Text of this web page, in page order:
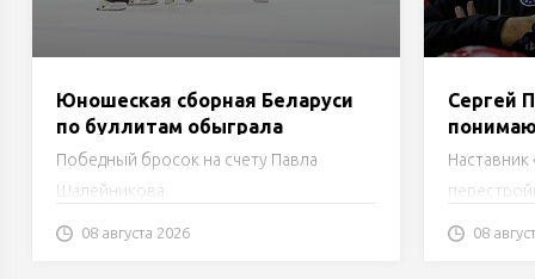
Юношеская сборная Беларуси
по буллитам обыграла
«Юниор» в товарищеском
матче
Победный бросок на счету Павла
Шалейникова.
08 августа 2026
Сергей
должна
должна
Наставник
на сезон.
08